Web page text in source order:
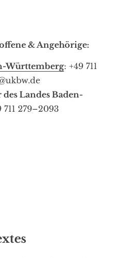
& Angehörige:
Württemberg: +49 711
Landes Baden-
711 279–2093